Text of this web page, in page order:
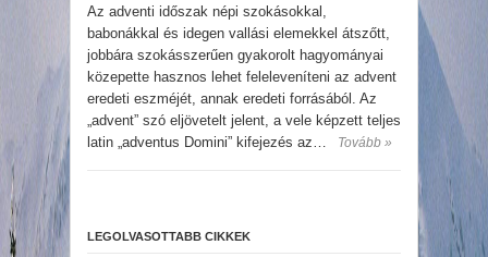
Az adventi időszak népi szokásokkal,
babonákkal és idegen vallási elemekkel átszőtt,
jobbára szokásszerűen gyakorolt hagyományai
közepette hasznos lehet feleleveníteni az advent
eredeti eszméjét, annak eredeti forrásából. Az
„advent” szó eljövetelt jelent, a vele képzett teljes
latin „adventus Domini” kifejezés az…
Tovább »
LEGOLVASOTTABB CIKKEK